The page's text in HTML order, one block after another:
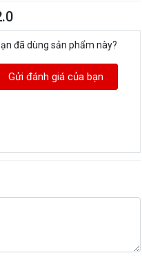
đã dùng sản phẩm này?
Gửi đánh giá của bạn